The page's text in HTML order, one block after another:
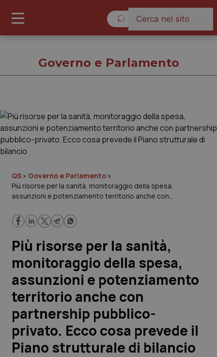
Cronache
Regioni e Asl
Lavoro e Professioni
Scienza e Farmaci
Studi e Analisi
Lettere al direttore
Edizioni Regionali
QS Pro
Governo e Parlamento
QS » Governo e Parlamento »
Più risorse per la sanità, monitoraggio della spesa,
assunzioni e potenziamento territorio anche con
strutturale di bilancio
Più risorse per la sanità,
monitoraggio della spesa,
assunzioni e potenziamento
territorio anche con
partnership pubblico-
privato. Ecco cosa prevede il
Piano strutturale di bilancio